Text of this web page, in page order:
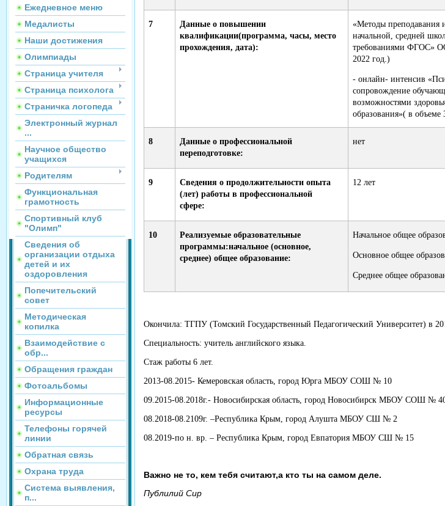
Ежедневное меню
Медалисты
Наши достижения
Олимпиады
Страница учителя
Страница психолога
Страничка логопеда
Электронный журнал
...
Научное общество
учащихся
Родителям
Функциональная
грамотность
Спортивный клуб
"Олимп"
Сведения об
организации отдыха
детей и их
оздоровления
Попечительский
совет
Методическая
копилка
Взаимодействие с
обр...
Обращения граждан
Фотоальбомы
Информационные
ресурсы
Телефоны горячей
линии
Обратная связь
Охрана труда
Система выявления,
п...
7
Данные о повышении
квалификации(программа, часы, место
прохождения, дата):
«Методы преподавания
начальной, средней
требованиями ФГОС»
2022 год.)
- онлайн- интенсив
сопровождение
возможностями
образования»( в объеме
8
Данные о профессиональной
переподготовке:
нет
9
Сведения о продолжительности опыта
(лет) работы в профессиональной
сфере:
12 лет
10
Реализуемые образовательные
программы:начальное (основное,
среднее) общее образование:
Начальное общее
Основное общее
Среднее общее
Окончила: ТГПУ (Томский Государственный Педагогический Университет) в
Специальность: учитель английского языка.
Стаж работы 6 лет.
2013-08.2015- Кемеровская область, город Юрга МБОУ СОШ № 10
09.2015-08.2018г.- Новосибирская область, город Новосибирск МБОУ СОШ №
08.2018-08.2109г. –Республика Крым, город Алушта МБОУ СШ № 2
08.2019-по н. вр. – Республика Крым, город Евпатория МБОУ СШ № 15
Важно не то, кем тебя считают,а кто ты на самом деле.
Публилий Сир